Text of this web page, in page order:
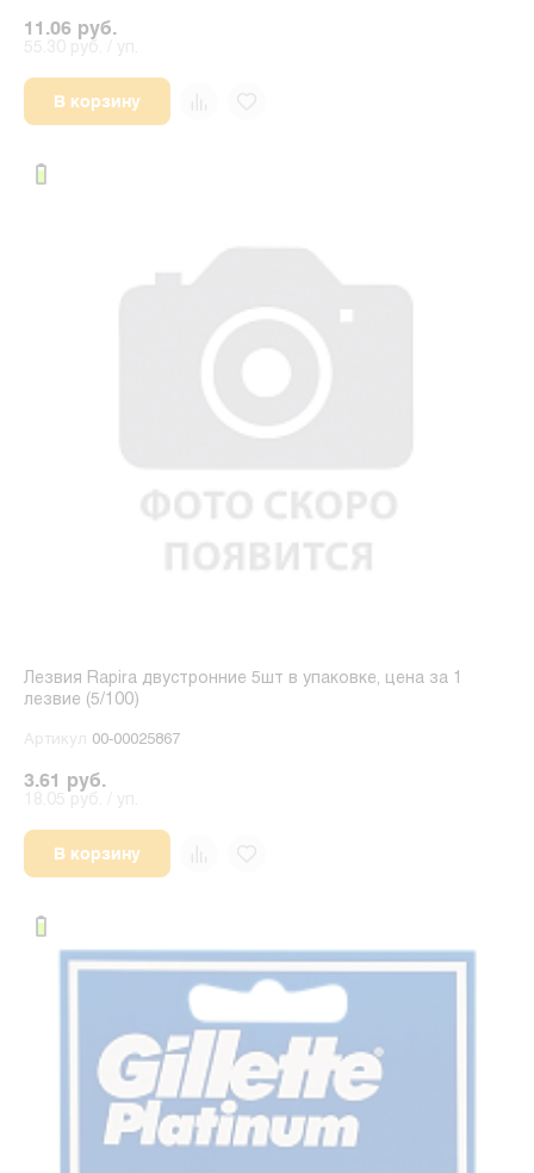
11.06 руб.
В корзину
Лезвия Rapira двустронние 5шт в упаковке, цена за 1
лезвие (5/100)
Артикул 00-00025867
3.61 руб.
В корзину